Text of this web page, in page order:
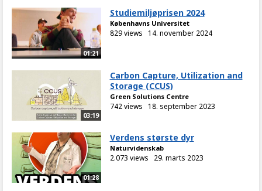
01:21
Studiemiljøprisen 2024
Københavns Universitet
829 views 14. november 2024
03:19
Carbon Capture, Utilization and
Storage (CCUS)
Green Solutions Centre
742 views 18. september 2023
01:28
Verdens største dyr
Naturvidenskab
2.073 views 29. marts 2023